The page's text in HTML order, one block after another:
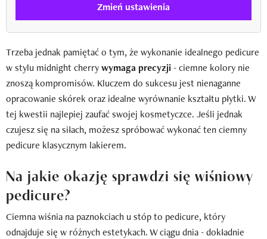
Zmień ustawienia
Trzeba jednak pamiętać o tym, że wykonanie idealnego pedicure
w stylu midnight cherrywymaga precyzji - ciemne kolory nie
znoszą kompromisów. Kluczem do sukcesu jest nienaganne
opracowanie skórek oraz idealne wyrównanie kształtu płytki. W
tej kwestii najlepiej zaufać swojej kosmetyczce. Jeśli jednak
czujesz się na siłach, możesz spróbować wykonać ten ciemny
pedicure klasycznym lakierem.
Na jakie okazję sprawdzi się wiśniowy
pedicure?
Ciemna wiśnia na paznokciach u stóp to pedicure, który
odnajduje się w różnych estetykach. W ciągu dnia - dokładnie